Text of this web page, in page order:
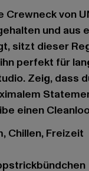
Crewneck von
und
sitzt dieser
perfekt für
Zeig, dass
einen
Chillen, Freizeit